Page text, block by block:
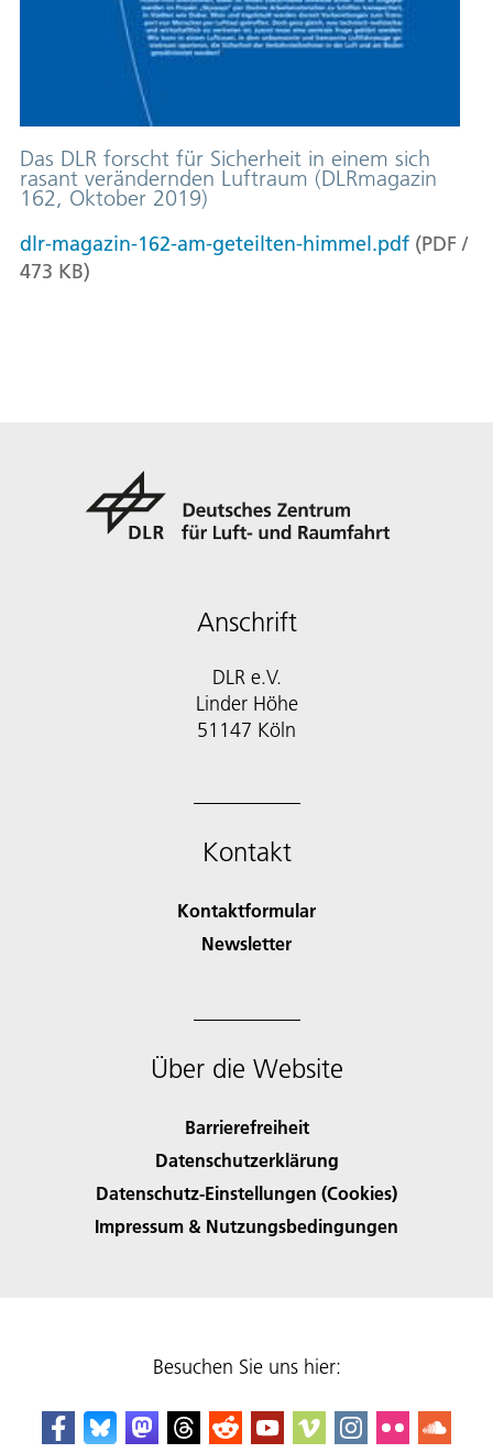
Das DLR forscht für Sicherheit in einem sich
rasant verändernden Luftraum (DLRmagazin
162, Oktober 2019)
dlr-magazin-162-am-geteilten-himmel.pdf (PDF /
473 KB)
Anschrift
DLR e.V.
Linder Höhe
51147 Köln
Kontakt
Kontaktformular
Newsletter
Über die Website
Barrierefreiheit
Datenschutzerklärung
Datenschutz-Einstellungen (Cookies)
Impressum & Nutzungsbedingungen
Besuchen Sie uns hier: